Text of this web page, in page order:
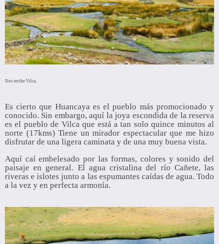
Nos recibe Vilca.
Es cierto que Huancaya es el pueblo más promocionado y
conocido. Sin embargo, aquí la joya escondida de la reserva
es el pueblo de Vilca que está a tan solo quince minutos al
norte (17kms) Tiene un mirador espectacular que me hizo
disfrutar de una ligera caminata y de una muy buena vista.
Aquí caí embelesado por las formas, colores y sonido del
paisaje en general. El agua cristalina del río Cañete, las
riveras e islotes junto a las espumantes caídas de agua. Todo
a la vez y en perfecta armonía.